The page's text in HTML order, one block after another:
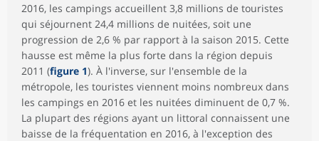
2016, les campings accueillent 3,8 millions de touristes
qui séjournent 24,4 millions de nuitées, soit une
progression de 2,6 % par rapport à la saison 2015. Cette
hausse est même la plus forte dans la région depuis
2011 (figure 1). À l'inverse, sur l'ensemble de la
métropole, les touristes viennent moins nombreux dans
les campings en 2016 et les nuitées diminuent de 0,7 %.
La plupart des régions ayant un littoral connaissent une
baisse de la fréquentation en 2016, à l'exception des